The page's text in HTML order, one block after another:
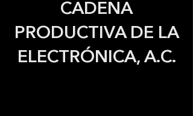
CADENA
PRODUCTIVA DE LA
ELECTRÓNICA, A.C.